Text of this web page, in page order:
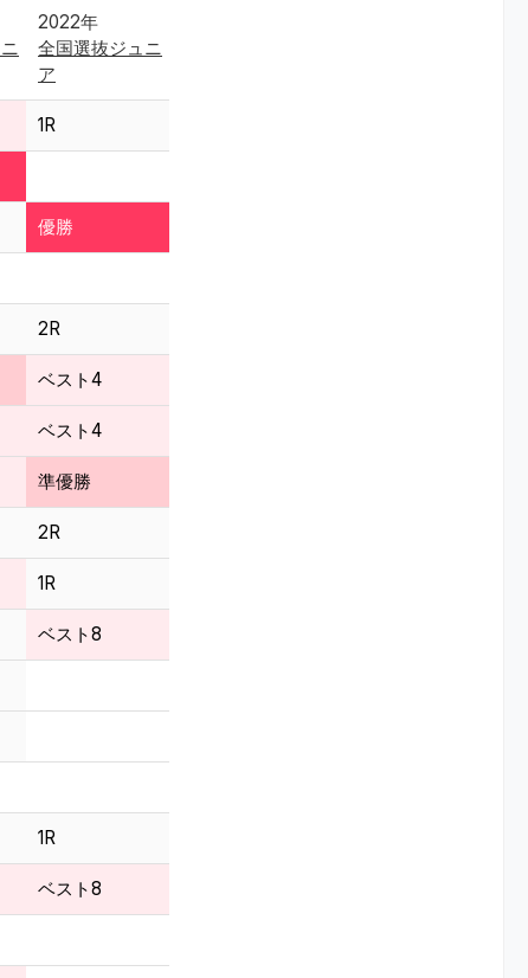
2022年
全国選抜ジュニ
ア
1R
優勝
2R
ベスト4
ベスト4
準優勝
2R
1R
ベスト8
1R
ベスト8